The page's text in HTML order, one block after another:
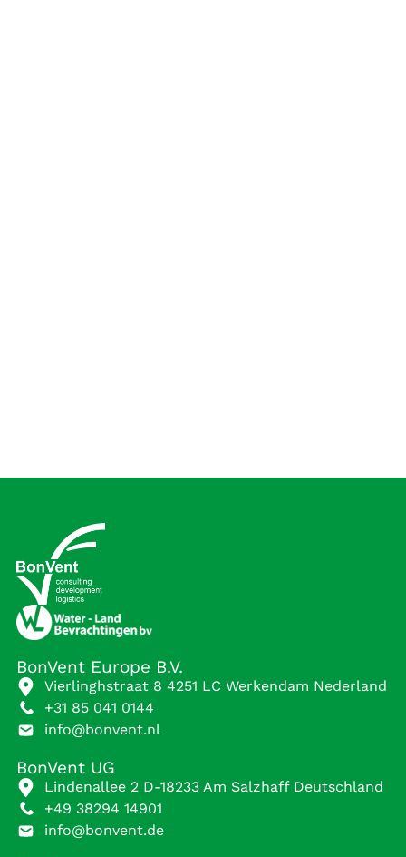
BonVent Europe B.V.
Vierlinghstraat 8 4251 LC Werkendam Nederland
+31 85 041 0144
info@bonvent.nl
BonVent UG
Lindenallee 2 D-18233 Am Salzhaff Deutschland
+49 38294 14901
info@bonvent.de